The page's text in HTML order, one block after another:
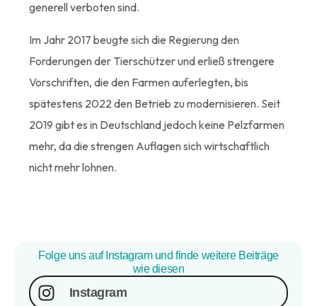
generell verboten sind.
Im Jahr 2017 beugte sich die Regierung den
Forderungen der Tierschützer und erließ strengere
Vorschriften, die den Farmen auferlegten, bis
spätestens 2022 den Betrieb zu modernisieren. Seit
2019 gibt es in Deutschland jedoch keine Pelzfarmen
mehr, da die strengen Auflagen sich wirtschaftlich
nicht mehr lohnen.
Folge uns auf Instagram und finde weitere Beiträge
wie diesen
Instagram